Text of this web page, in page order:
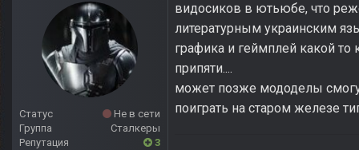
Статус
Не в сети
Группа
Сталкеры
Репутация
3
видосиков в ютьюбе, что
литературным украинским
графика и геймплей какой
припяти....
может позже мододелы
поиграть на старом железе